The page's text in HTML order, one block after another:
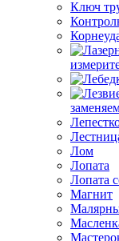
Ключ
Лом
Лопата
Лопата
Магнит